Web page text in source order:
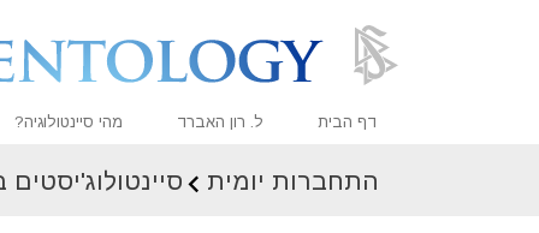
דף הבית ל. רון האברד מהי סיינטולוגיה?
אמונות ועיסוק התחברות יומית סיינטולוג'יסטים